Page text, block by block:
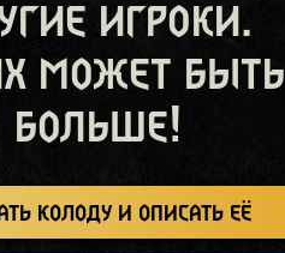
игроки.
может быть
больше!
колоду и описать её